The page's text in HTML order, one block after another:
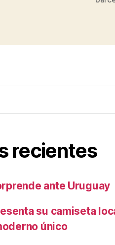
recientes
ante Uruguay
su camiseta
único